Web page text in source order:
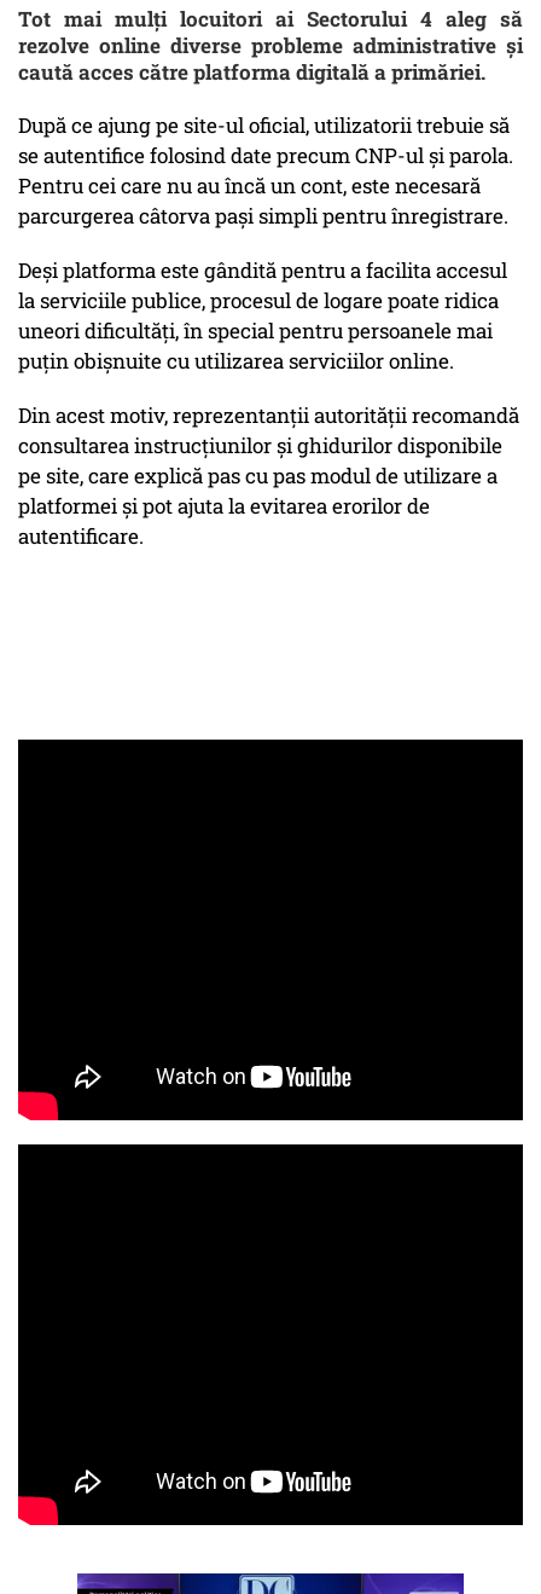
Tot mai mulți locuitori ai Sectorului 4 aleg să
rezolve online diverse probleme administrative și
caută acces către platforma digitală a primăriei.
După ce ajung pe site-ul oficial, utilizatorii trebuie să
se autentifice folosind date precum CNP-ul și parola.
Pentru cei care nu au încă un cont, este necesară
parcurgerea câtorva pași simpli pentru înregistrare.
Deși platforma este gândită pentru a facilita accesul
la serviciile publice, procesul de logare poate ridica
uneori dificultăți, în special pentru persoanele mai
puțin obișnuite cu utilizarea serviciilor online.
Din acest motiv, reprezentanții autorității recomandă
consultarea instrucțiunilor și ghidurilor disponibile
pe site, care explică pas cu pas modul de utilizare a
platformei și pot ajuta la evitarea erorilor de
autentificare.